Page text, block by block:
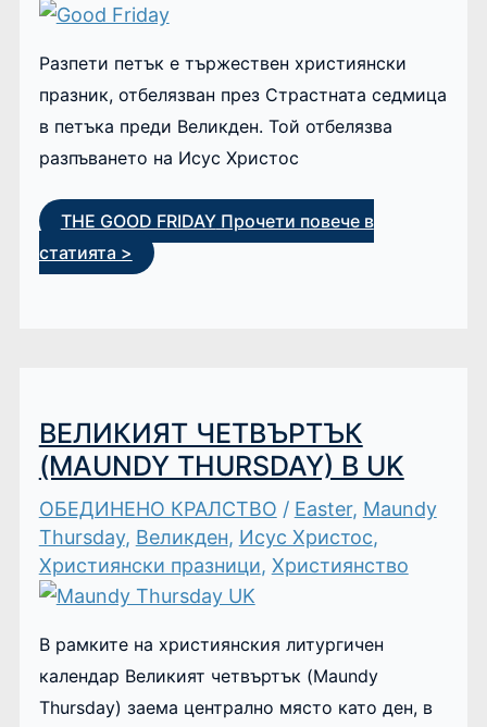
Разпети петък е тържествен християнски
празник, отбелязван през Страстната седмица
в петъка преди Великден. Той отбелязва
разпъването на Исус Христос
THE GOOD FRIDAYПрочети повече в
статията >
ВЕЛИКИЯТ ЧЕТВЪРТЪК
(MAUNDY THURSDAY) В UK
ОБЕДИНЕНО КРАЛСТВО / Easter, Maundy
Thursday, Великден, Исус Христос,
Християнски празници, Християнство
В рамките на християнския литургичен
календар Великият четвъртък (Maundy
Thursday) заема централно място като ден, в